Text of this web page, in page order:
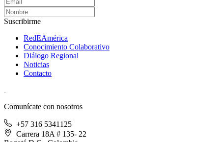
Suscribirme
RedEAmérica
Conocimiento Colaborativo
Diálogo Regional
Noticias
Contacto
Comunícate con nosotros
+57 316 5341125
Carrera 18A # 135- 22